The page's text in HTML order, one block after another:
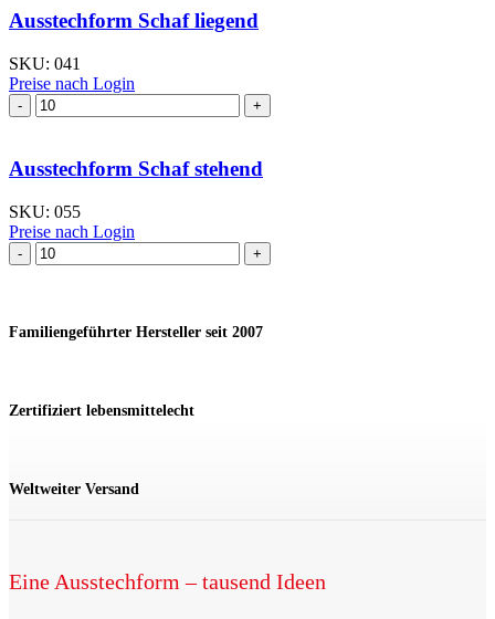
Ausstechform Schaf liegend
SKU: 041
Preise nach Login
Ausstechform Schaf
liegend
Ausstechform Schaf stehend
SKU: 055
Preise nach Login
Ausstechform Schaf
stehend
Familiengeführter Hersteller seit 2007
Zertifiziert lebensmittelecht
Weltweiter Versand
Eine Ausstechform – tausend Ideen